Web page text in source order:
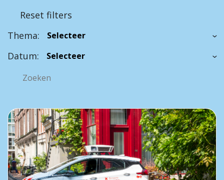
Reset filters
Thema:
Datum: